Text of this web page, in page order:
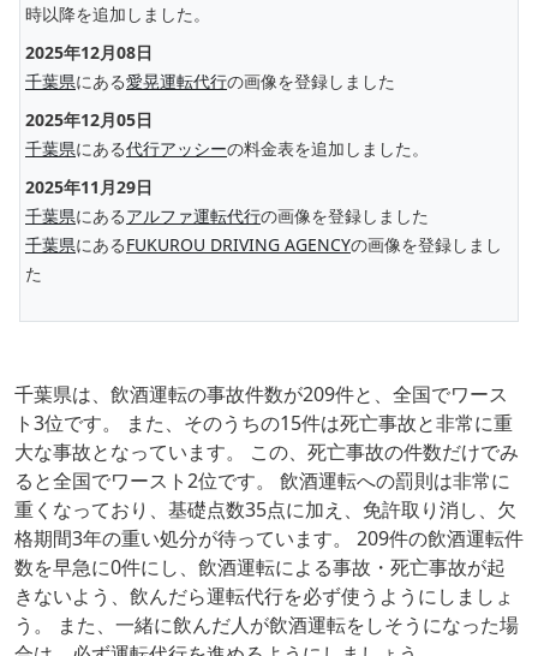
時以降を追加しました。
2025年12月08日
千葉県にある愛晃運転代行の画像を登録しました
2025年12月05日
千葉県にある代行アッシーの料金表を追加しました。
2025年11月29日
千葉県にあるアルファ運転代行の画像を登録しました
千葉県にあるFUKUROU DRIVING AGENCYの画像を登録しまし
た
千葉県は、飲酒運転の事故件数が209件と、全国でワース
ト3位です。 また、そのうちの15件は死亡事故と非常に重
大な事故となっています。 この、死亡事故の件数だけでみ
ると全国でワースト2位です。 飲酒運転への罰則は非常に
重くなっており、基礎点数35点に加え、免許取り消し、欠
格期間3年の重い処分が待っています。 209件の飲酒運転件
数を早急に0件にし、飲酒運転による事故・死亡事故が起
きないよう、飲んだら運転代行を必ず使うようにしましょ
う。 また、一緒に飲んだ人が飲酒運転をしそうになった場